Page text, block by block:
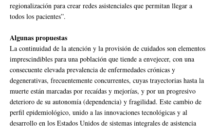
regionalización para crear redes asistenciales que permitan llegar a
todos los pacientes”.
Algunas propuestas
La continuidad de la atención y la provisión de cuidados son elementos
imprescindibles para una población que tiende a envejecer, con una
consecuente elevada prevalencia de enfermedades crónicas y
degenerativas, frecuentemente concurrentes, cuyas trayectorias hasta la
muerte están marcadas por recaídas y mejorías, y por un progresivo
deterioro de su autonomía (dependencia) y fragilidad. Este cambio de
perfil epidemiológico, unido a las innovaciones tecnológicas y al
desarrollo en los Estados Unidos de sistemas integrales de asistencia